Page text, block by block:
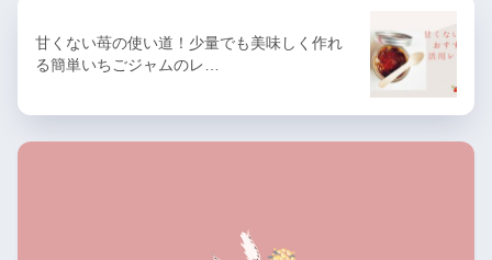
甘くない苺の使い道！少量でも美味しく作れ
る簡単いちごジャムのレ…